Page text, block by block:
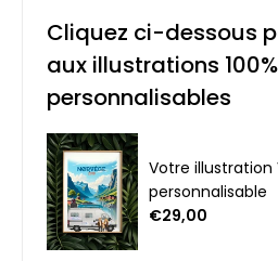
Cliquez ci-dessous
aux illustrations 100%
personnalisables
Votre illustration
personnalisable
€29,00